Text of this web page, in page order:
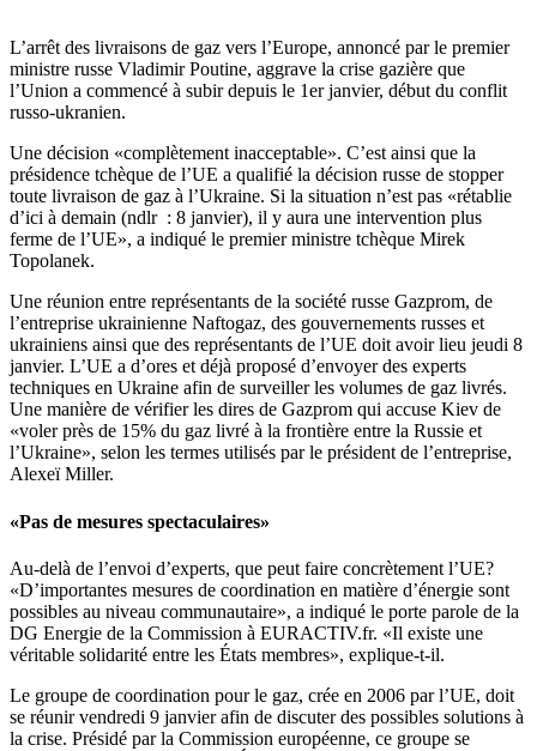
L’arrêt des livraisons de gaz vers l’Europe, annoncé par le premier
ministre russe Vladimir Poutine, aggrave la crise gazière que
l’Union a commencé à subir depuis le 1er janvier, début du conflit
russo-ukranien.
Une décision «complètement inacceptable». C’est ainsi que la
présidence tchèque de l’UE a qualifié la décision russe de stopper
toute livraison de gaz à l’Ukraine. Si la situation n’est pas «rétablie
d’ici à demain (ndlr : 8 janvier), il y aura une intervention plus
ferme de l’UE», a indiqué le premier ministre tchèque Mirek
Topolanek.
Une réunion entre représentants de la société russe Gazprom, de
l’entreprise ukrainienne Naftogaz, des gouvernements russes et
ukrainiens ainsi que des représentants de l’UE doit avoir lieu jeudi 8
janvier. L’UE a d’ores et déjà proposé d’envoyer des experts
techniques en Ukraine afin de surveiller les volumes de gaz livrés.
Une manière de vérifier les dires de Gazprom qui accuse Kiev de
«voler près de 15% du gaz livré à la frontière entre la Russie et
l’Ukraine», selon les termes utilisés par le président de l’entreprise,
Alexeï Miller.
«Pas de mesures spectaculaires»
Au-delà de l’envoi d’experts, que peut faire concrètement l’UE?
«D’importantes mesures de coordination en matière d’énergie sont
possibles au niveau communautaire», a indiqué le porte parole de la
DG Energie de la Commission à EURACTIV.fr. «Il existe une
véritable solidarité entre les États membres», explique-t-il.
Le groupe de coordination pour le gaz, crée en 2006 par l’UE, doit
se réunir vendredi 9 janvier afin de discuter des possibles solutions à
la crise. Présidé par la Commission européenne, ce groupe se